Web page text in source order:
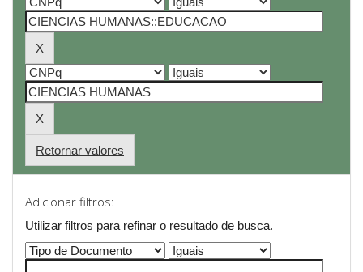
Retornar valores
Adicionar filtros:
Utilizar filtros para refinar o resultado de busca.